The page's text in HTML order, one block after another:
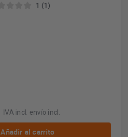
1 (1)
IVA incl. envío incl.
Añadir al carrito